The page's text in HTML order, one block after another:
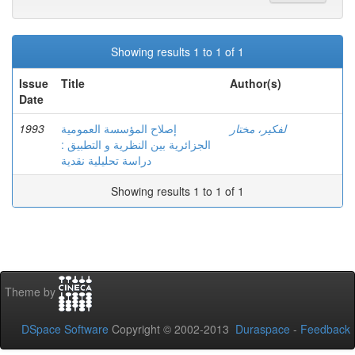
Showing results 1 to 1 of 1
Issue
Date
Title Author(s)
1993
إصلاح المؤسسة العمومية
الجزائرية بين النظرية و التطبيق :
دراسة تحليلية نقدية
لفكير، مختار
Showing results 1 to 1 of 1
Theme by
DSpace Software Copyright © 2002-2013 Duraspace - Feedback